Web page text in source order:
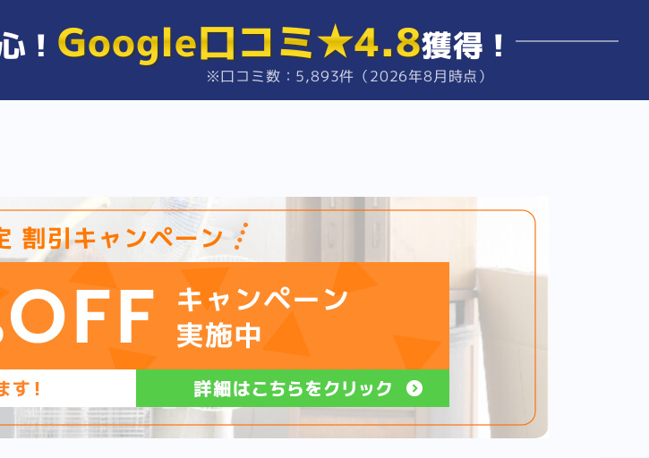
！ Google口コミ★4.8獲得！
※口コミ数：5,893件（2026年8月時点）